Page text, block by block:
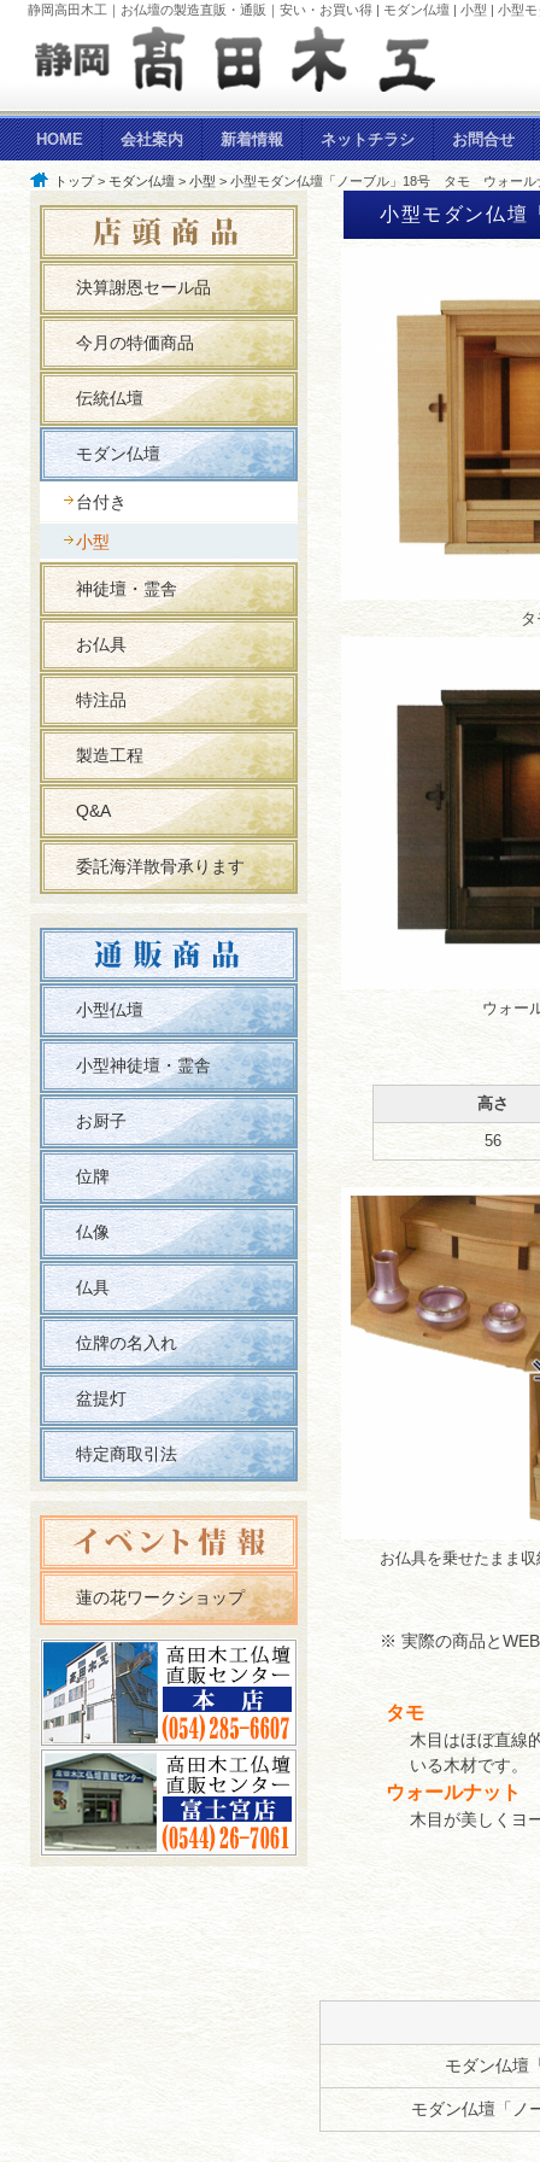
静岡高田木工｜お仏壇の製造直販・通販｜安い・お買い得 | モダン仏壇 | 小型 | 小
HOME 会社案内 新着情報 ネットチラシ お問合せ
トップ> モダン仏壇 > 小型 > 小型モダン仏壇「ノーブル」18号 タモ ウォール
小型モダン仏
タ
ウォー
高さ
56
お仏具を乗せたまま
※ 実際の商品と
タモ
木目はほぼ直線
いる木材です。
ウォールナット
木目が美しくヨ
モダン仏壇
モダン仏壇「ノ
決算謝恩セール品
今月の特価商品
伝統仏壇
モダン仏壇
台付き
小型
神徒壇・霊舎
お仏具
特注品
製造工程
Q&A
委託海洋散骨承ります
小型仏壇
小型神徒壇・霊舎
お厨子
位牌
仏像
仏具
位牌の名入れ
盆提灯
特定商取引法
蓮の花ワークショップ